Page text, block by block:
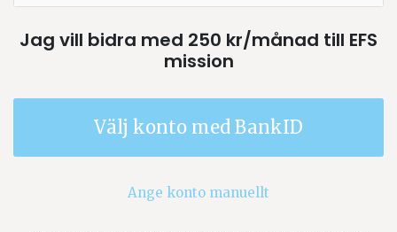
Jag vill bidra med 250 kr/månad till EFS
mission
Välj konto med BankID
Ange konto manuellt